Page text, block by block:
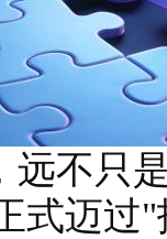
不只
式迈过